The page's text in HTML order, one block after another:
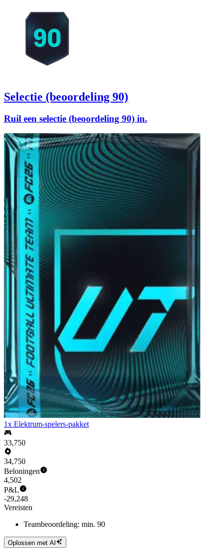
Selectie (beoordeling 90)
Ruil een selectie (beoordeling 90) in.
1x Elektrum-spelers-pakket
33,750
34,750
Beloningen
4,502
P&L
-29,248
Vereisten
Teambeoordeling: min. 90
Oplossen met AI